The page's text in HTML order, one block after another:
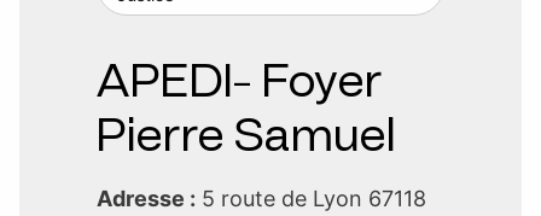
APEDI- Foyer
Pierre Samuel
Adresse : 5 route de Lyon 67118